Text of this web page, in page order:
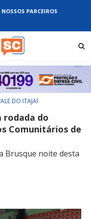
NOSSOS PARCEIROS
DO ITAJAÍ
rodada do
Comunitários de
Brusque noite desta